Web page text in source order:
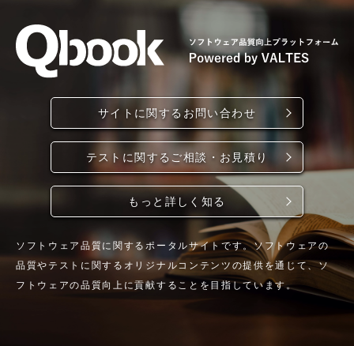
サイトに関するお問い合わせ
テストに関するご相談・お見積り
もっと詳しく知る
ソフトウェア品質に関するポータルサイトです。ソフトウェアの
品質やテストに関するオリジナルコンテンツの提供を通じて、ソ
フトウェアの品質向上に貢献することを目指しています。